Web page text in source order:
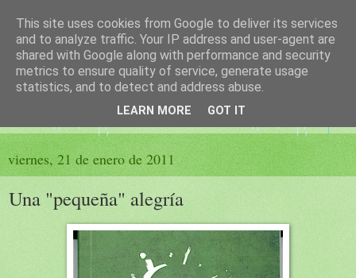
El sueño de las palabras
PÁGINA LITERARIA DE FELISA MORENO
viernes, 21 de enero de 2011
Una "pequeña" alegría
This site uses cookies from Google to deliver its services
and to analyze traffic. Your IP address and user-agent are
shared with Google along with performance and security
metrics to ensure quality of service, generate usage
statistics, and to detect and address abuse.
LEARN MORE GOT IT